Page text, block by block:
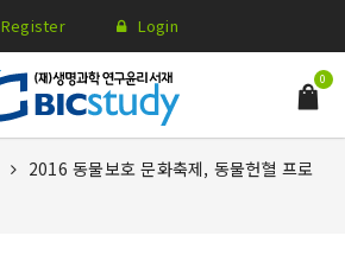
Register Login
0
2016 동물보호 문화축제, 동물헌혈 프로